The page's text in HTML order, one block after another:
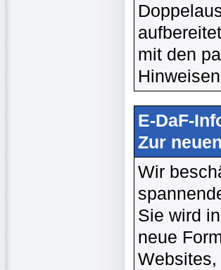
mit den
E-DaF-
Zur
Wir
Sie wird
neue
Websites,